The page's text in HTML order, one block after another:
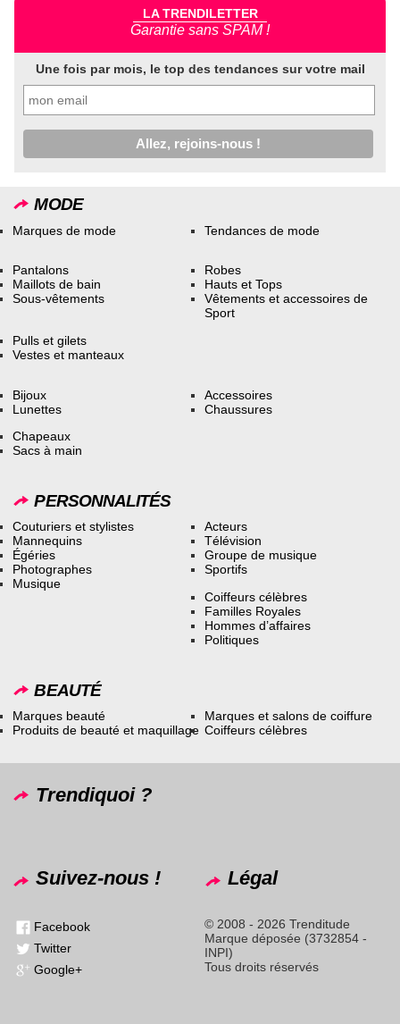
LA TRENDILETTER
Garantie sans SPAM !
Une fois par mois, le top des tendances sur votre mail
MODE
Marques de mode Tendances de mode
Pantalons
Maillots de bain
Sous-vêtements
Robes
Hauts et Tops
Vêtements et accessoires de
Sport
Pulls et gilets
Vestes et manteaux
Bijoux
Lunettes
Accessoires
Chaussures
Chapeaux
Sacs à main
PERSONNALITÉS
Couturiers et stylistes
Mannequins
Égéries
Photographes
Musique
Acteurs
Télévision
Groupe de musique
Sportifs
Coiffeurs célèbres
Familles Royales
Hommes d’affaires
Politiques
BEAUTÉ
Marques beauté
Produits de beauté et maquillage
Marques et salons de coiffure
Coiffeurs célèbres
Trendiquoi ?
Suivez-nous !
Facebook
Twitter
Google+
Légal
© 2008 - 2026 Trenditude
Marque déposée (3732854 -
INPI)
Tous droits réservés